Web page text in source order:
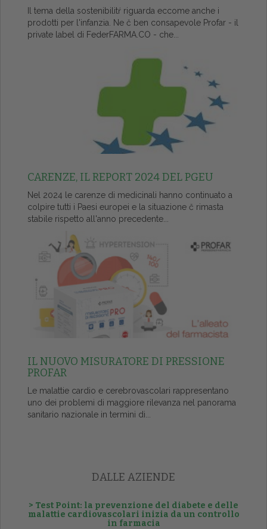
Il tema della sostenibilitŕ riguarda eccome anche i
prodotti per l'infanzia. Ne č ben consapevole Profar - il
private label di FederFARMA.CO - che...
CARENZE, IL REPORT 2024 DEL PGEU
Nel 2024 le carenze di medicinali hanno continuato a
colpire tutti i Paesi europei e la situazione č rimasta
stabile rispetto all'anno precedente...
IL NUOVO MISURATORE DI PRESSIONE
PROFAR
Le malattie cardio e cerebrovascolari rappresentano
uno dei problemi di maggiore rilevanza nel panorama
sanitario nazionale in termini di...
DALLE AZIENDE
> Test Point: la prevenzione del diabete e delle
malattie cardiovascolari inizia da un controllo
in farmacia